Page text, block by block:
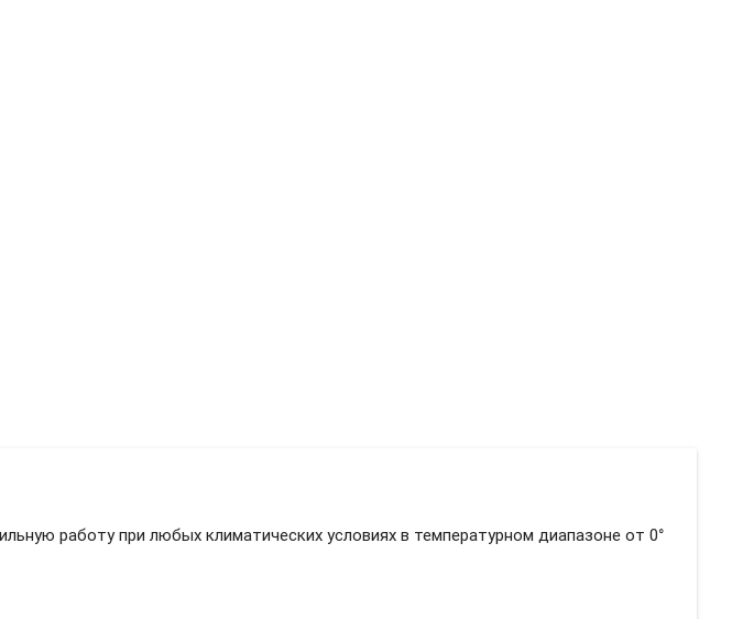
работу при любых климатических условиях в температурном диапазоне от 0°